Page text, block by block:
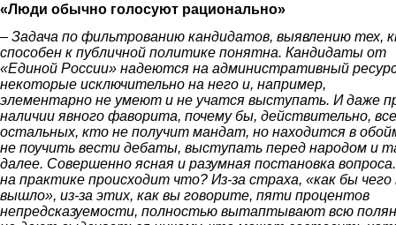
«Люди обычно голосуют рационально»
– Задача по фильтрованию кандидатов, выявлению тех,
способен к публичной политике понятна. Кандидаты от
«Единой России» надеются на административный
некоторые исключительно на него и, например,
элементарно не умеют и не учатся выступать. И даже
наличии явного фаворита, почему бы, действительно,
остальных, кто не получит мандат, но находится в
не поучить вести дебаты, выступать перед народом и
далее. Совершенно ясная и разумная постановка
на практике происходит что? Из-за страха, «как бы чего
вышло», из-за этих, как вы говорите, пяти процентов
непредсказуемости, полностью вытаптывают всю